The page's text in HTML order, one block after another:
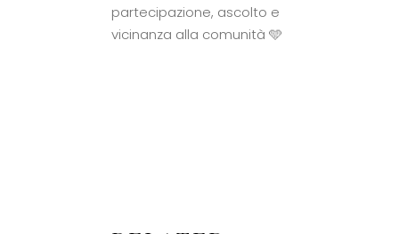
partecipazione, ascolto e
vicinanza alla comunità 🩵